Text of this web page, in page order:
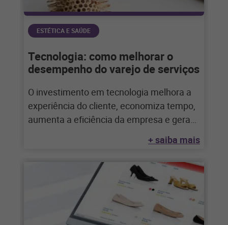
ESTÉTICA E SAÚDE
Tecnologia: como melhorar o
desempenho do varejo de serviços
O investimento em tecnologia melhora a
experiência do cliente, economiza tempo,
aumenta a eficiência da empresa e gera
+ saiba mais